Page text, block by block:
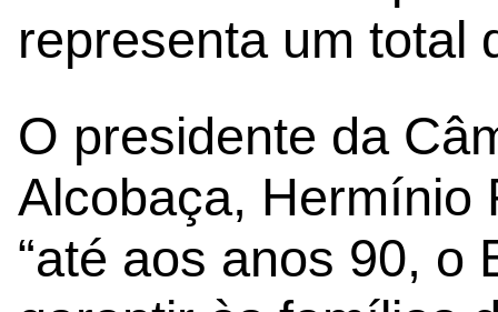
representa um total
O presidente da
Alcobaça, Hermínio
“até aos anos 90, o